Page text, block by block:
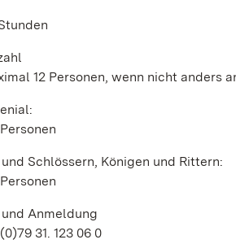
12 Personen, wenn nicht anders
Schlössern, Königen und Rittern:
Anmeldung
31. 123 06 0